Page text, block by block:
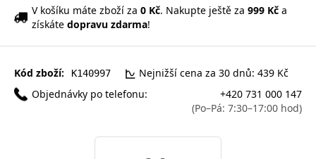
V košíku máte zboží za 0 Kč. Nakupte ještě za 999 Kč a
získáte dopravu zdarma!
Kód zboží: K140997
Nejnižší cena za 30 dnů: 439 Kč
Objednávky po telefonu:
+420 731 000 147
(Po–Pá: 7:30–17:00 hod)